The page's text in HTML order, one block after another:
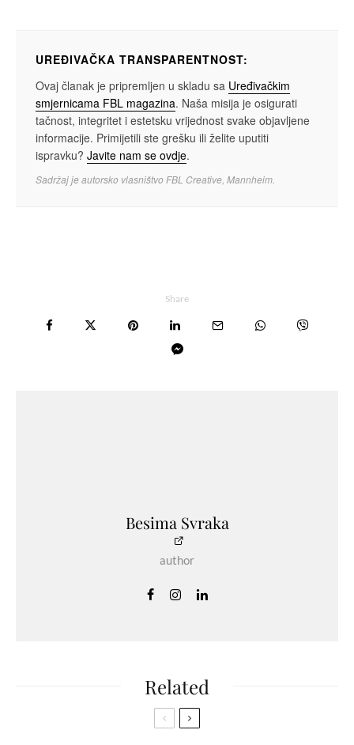
UREĐIVAČKA TRANSPARENTNOST:
Ovaj članak je pripremljen u skladu sa Uređivačkim
smjernicama FBL magazina. Naša misija je osigurati
tačnost, integritet i estetsku vrijednost svake objavljene
informacije. Primijetili ste grešku ili želite uputiti
ispravku? Javite nam se ovdje.
Sadržaj je autorsko vlasništvo FBL Creative, Mannheim.
Share
Besima Svraka
author
Related